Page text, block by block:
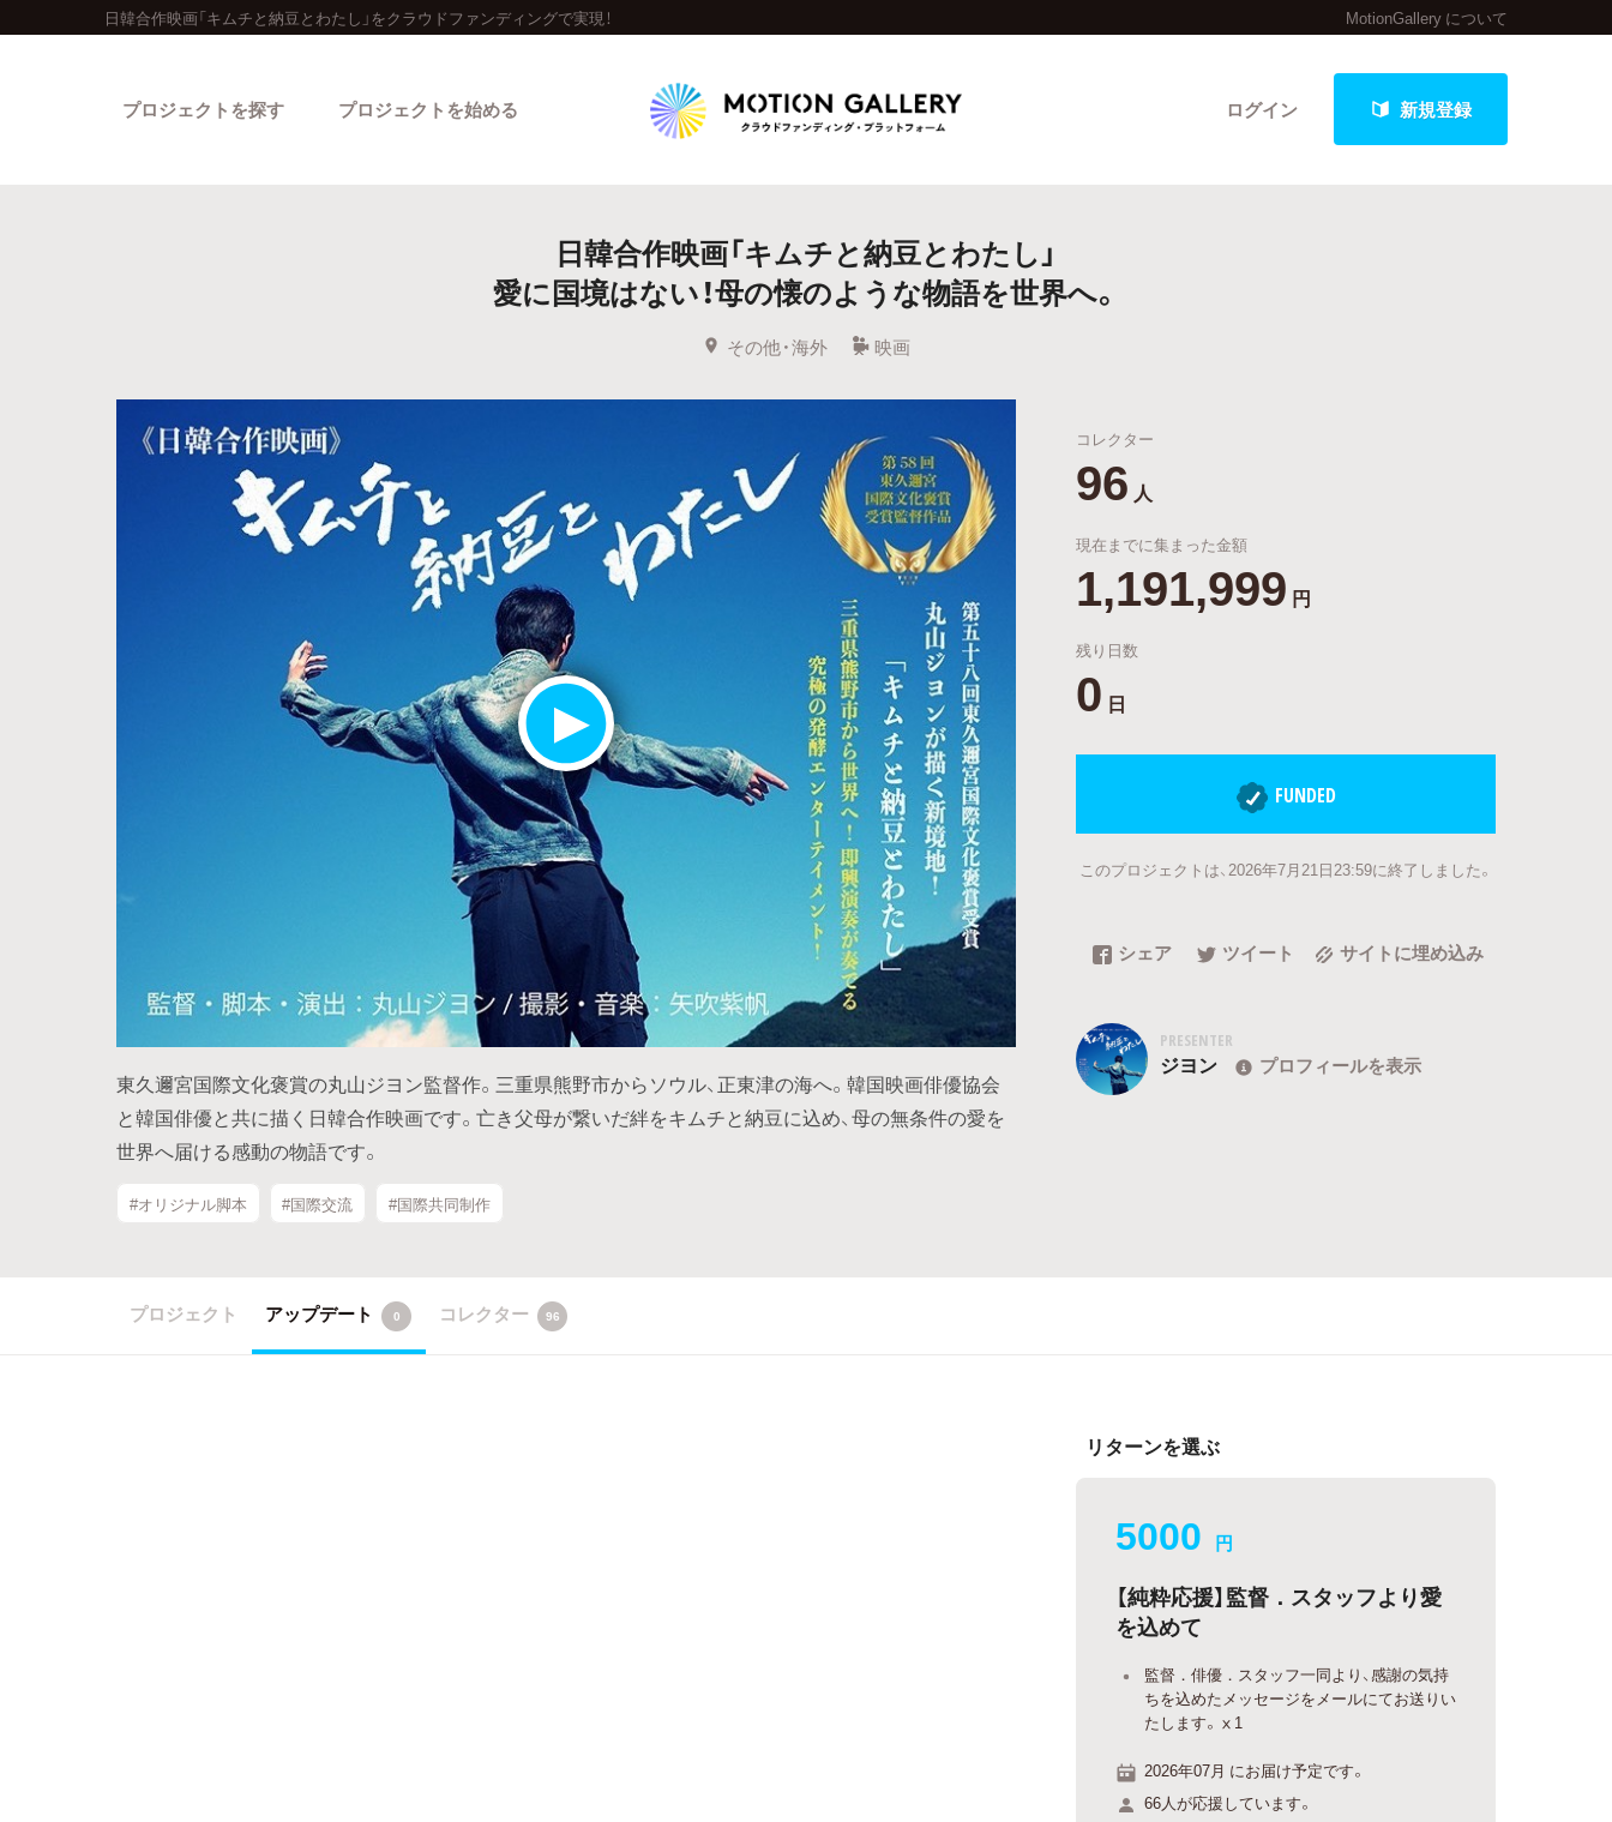
日韓合作映画「キムチと納豆とわたし」をクラウドファンディングで実現！ MotionGallery について
ログイン 新規登録
プロジェクトを探す
人気のプロジェクト 新着プロジェクト 終了間近のプロジェクト
Feature
カテゴリーから探す タグから探す キュレーターから探す 特集から探す
Legendary
最新達成プロジェクト 調達額が大きいプロジェクト
プロジェクトを始める
日韓合作映画「キムチと納豆とわたし」
愛に国境はない！母の懐のような物語を世界へ。
その他・海外 映画
東久邇宮国際文化褒賞の丸山ジヨン監督作。三重県熊野市からソウル、正東津の海へ。韓国映画俳優協会
と韓国俳優と共に描く日韓合作映画です。亡き父母が繋いだ絆をキムチと納豆に込め、母の無条件の愛を
世界へ届ける感動の物語です。
#オリジナル脚本 #国際交流 #国際共同制作
コレクター
96 人
現在までに集まった金額
1,191,999 円
残り日数
0 日
FUNDED
このプロジェクトは、2026年7月21日23:59に終了しました。
シェア ツイート サイトに埋め込み
PRESENTER
ジヨン プロフィールを表示
プロジェクト アップデート 0 コレクター 96
リターンを選ぶ
5000 円
【純粋応援】監督．スタッフより愛
を込めて
監督．俳優．スタッフ一同より、感謝の気持
ちを込めたメッセージをメールにてお送りい
たします。ⅹ1
2026年07月 にお届け予定です。
66人が応援しています。